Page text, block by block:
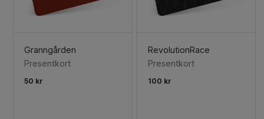
Granngården
Presentkort
50 kr
RevolutionRace
Presentkort
100 kr